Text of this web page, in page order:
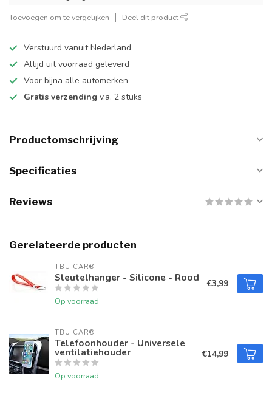
Toevoegen om te vergelijken Deel dit product
Verstuurd vanuit Nederland
Altijd uit voorraad geleverd
Voor bijna alle automerken
Gratis verzending v.a. 2 stuks
Productomschrijving
Specificaties
Reviews
Gerelateerde producten
TBU CAR®
Sleutelhanger - Silicone - Rood
Op voorraad
€3,99
TBU CAR®
Telefoonhouder - Universele
ventilatiehouder
Op voorraad
€14,99